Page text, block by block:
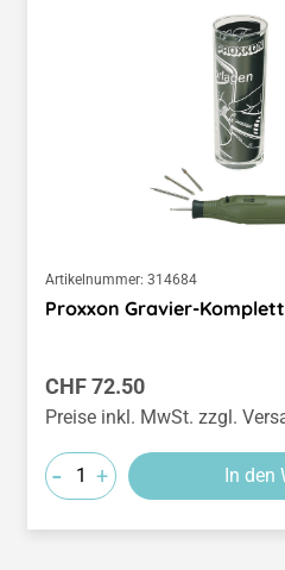
Artikelnummer: 314684
Proxxon Gravier-
Regulärer Preis:
CHF 72.50
Preise inkl. MwSt. zzgl.
- + In den